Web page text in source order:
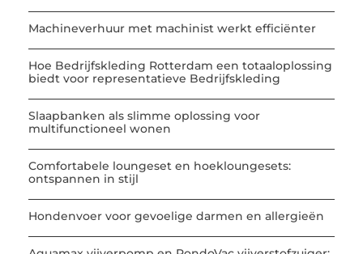
Machineverhuur met machinist werkt efficiënter
Hoe Bedrijfskleding Rotterdam een totaaloplossing
biedt voor representatieve Bedrijfskleding
Slaapbanken als slimme oplossing voor
multifunctioneel wonen
Comfortabele loungeset en hoekloungesets:
ontspannen in stijl
Hondenvoer voor gevoelige darmen en allergieën